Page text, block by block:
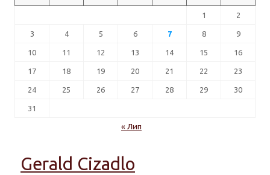
1 2
3 4 5 6 7 8 9
10 11 12 13 14 15 16
17 18 19 20 21 22 23
24 25 26 27 28 29 30
31
« Лип
Gerald Cizadlo